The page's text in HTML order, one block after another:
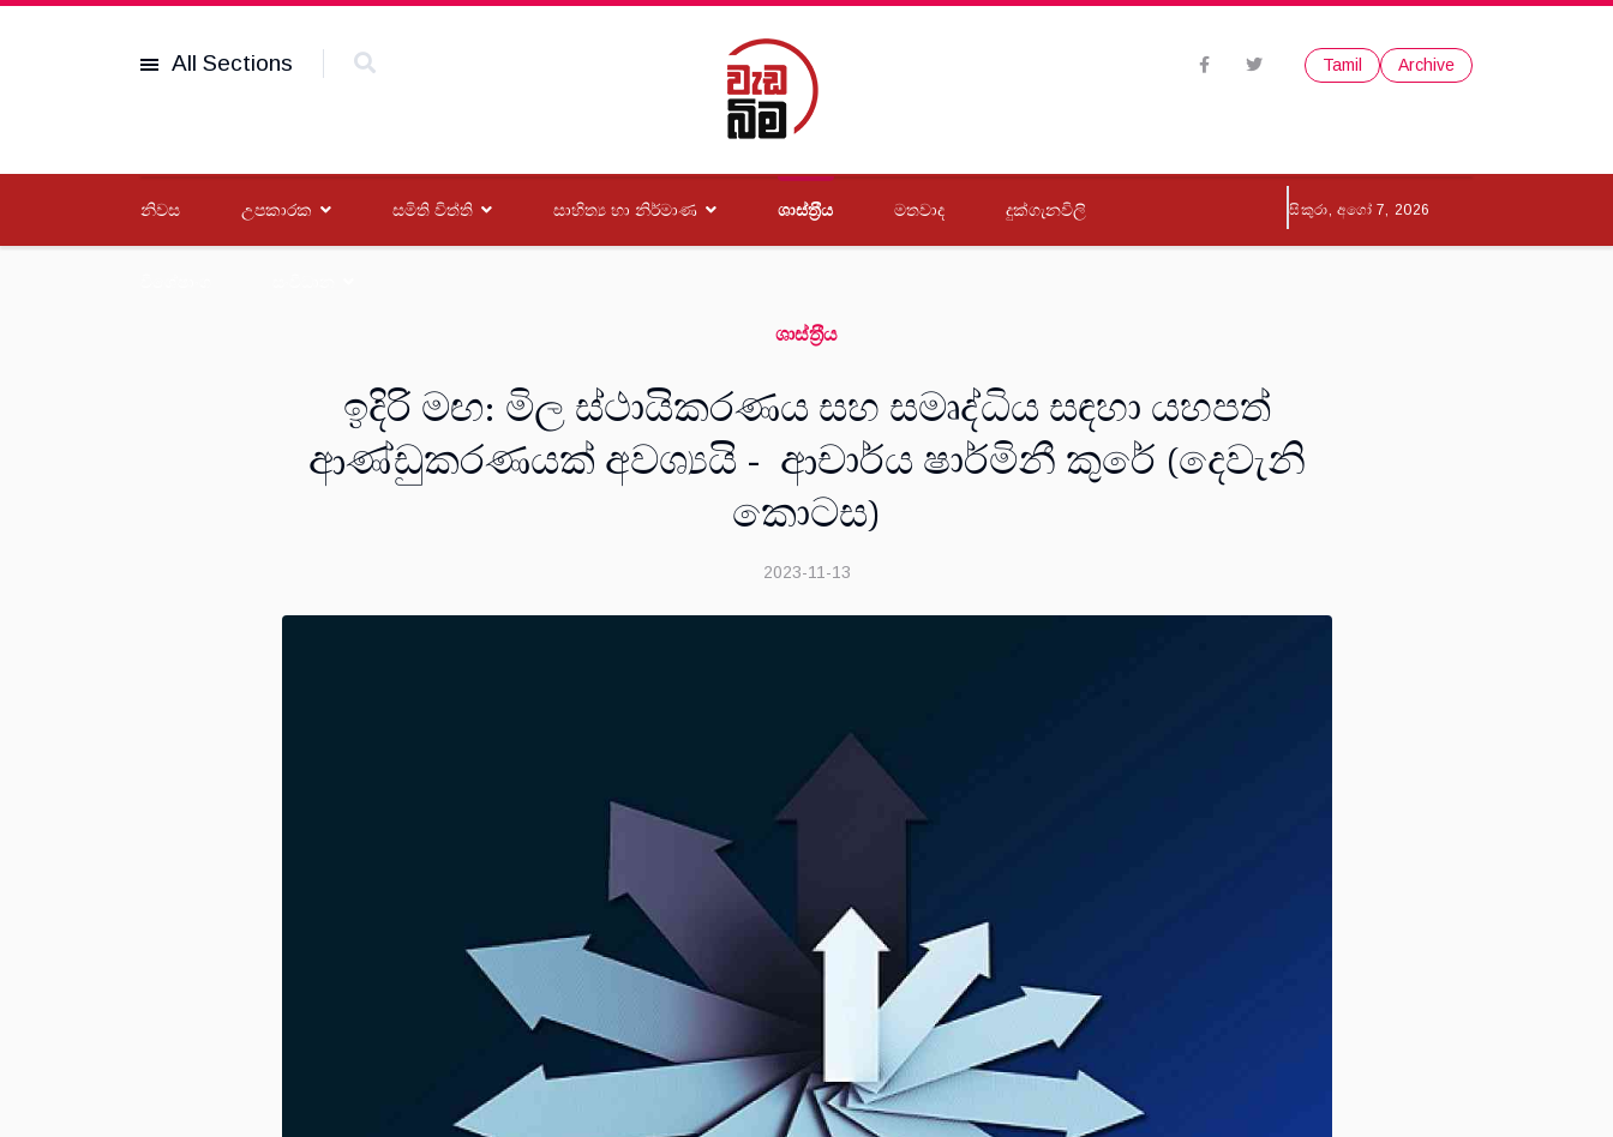
All Sections Tamil Archive
නිවස උපකාරක සමිති විත්ති සාහිත්‍ය හා නිර්මාණ ශාස්ත‍්‍රීය මතවාද දුක්ගැනවිලි සිකුරා, අගෝ 7, 2026
ශාස්ත‍්‍රීය
ඉදිරි මඟ: මිල ස්ථායිකරණය සහ සමෘද්ධිය සඳහා යහපත්
ආණ්ඩුකරණයක් අවශ්‍යයි - ආචාර්ය ෂාර්මිනී කුරේ (දෙවැනි
කොටස)
2023-11-13